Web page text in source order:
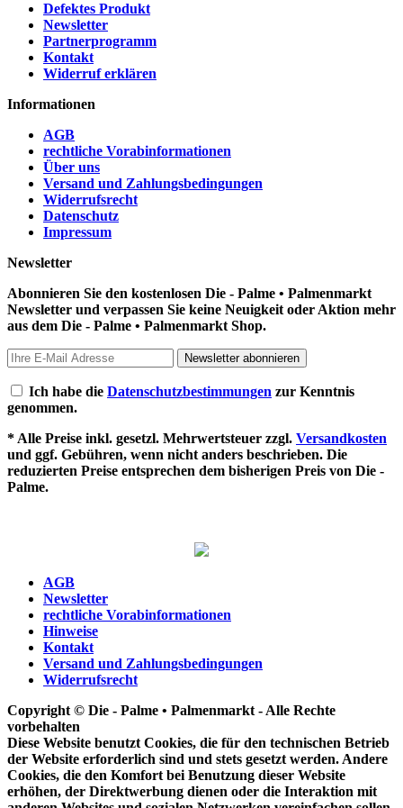
Defektes Produkt
Newsletter
Partnerprogramm
Kontakt
Widerruf erklären
Informationen
AGB
rechtliche Vorabinformationen
Über uns
Versand und Zahlungsbedingungen
Widerrufsrecht
Datenschutz
Impressum
Newsletter
Abonnieren Sie den kostenlosen Die - Palme • Palmenmarkt
Newsletter und verpassen Sie keine Neuigkeit oder Aktion mehr
aus dem Die - Palme • Palmenmarkt Shop.
Newsletter abonnieren
Ich habe die Datenschutzbestimmungen zur Kenntnis
genommen.
* Alle Preise inkl. gesetzl. Mehrwertsteuer zzgl. Versandkosten
und ggf. Gebühren, wenn nicht anders beschrieben. Die
reduzierten Preise entsprechen dem bisherigen Preis von Die -
Palme.
AGB
Newsletter
rechtliche Vorabinformationen
Hinweise
Kontakt
Versand und Zahlungsbedingungen
Widerrufsrecht
Copyright © Die - Palme • Palmenmarkt - Alle Rechte
vorbehalten
Diese Website benutzt Cookies, die für den technischen Betrieb
der Website erforderlich sind und stets gesetzt werden. Andere
Cookies, die den Komfort bei Benutzung dieser Website
erhöhen, der Direktwerbung dienen oder die Interaktion mit